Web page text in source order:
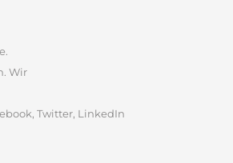
Wir
Twitter, LinkedIn